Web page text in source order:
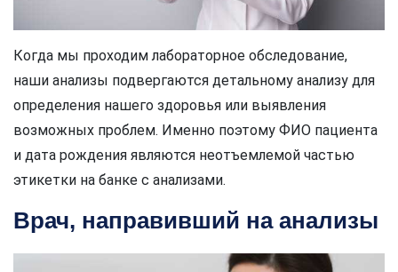
Когда мы проходим лабораторное обследование,
наши анализы подвергаются детальному анализу для
определения нашего здоровья или выявления
возможных проблем. Именно поэтому ФИО пациента
и дата рождения являются неотъемлемой частью
этикетки на банке с анализами.
Врач, направивший на анализы